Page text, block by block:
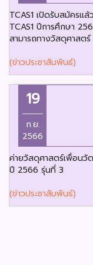
TCAS1 เปิดรับสมัครแ
TCAS1 ปีการศึกษา
สามารถทางวัสดุศาสตร์
(ข่าวประชาสัมพันธ์)
19
ก.ย.
2566
ค่ายวัสดุศาสตร์เพื่อนวั
ปี 2566 รุ่นที่ 3
(ข่าวประชาสัมพันธ์)